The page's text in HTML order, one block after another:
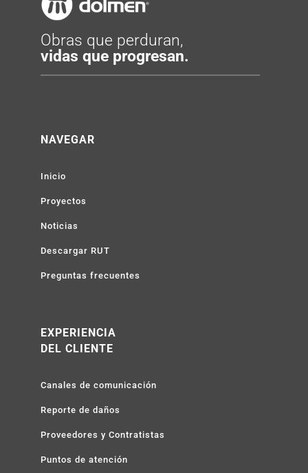
Obras que perduran,
vidas que progresan.
NAVEGAR
Inicio
Proyectos
Noticias
Descargar RUT
Preguntas frecuentes
EXPERIENCIA
DEL CLIENTE
Canales de comunicación
Reporte de daños
Proveedores y Contratistas
Puntos de atención